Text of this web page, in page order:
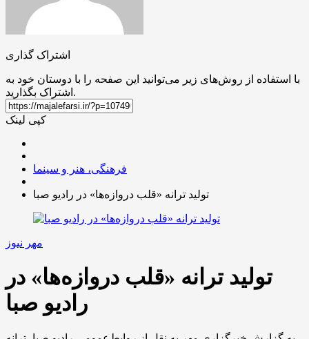
اشتراک گذاری
با استفاده از روش‌های زیر می‌توانید این صفحه را با دوستان خود به
اشتراک بگذارید.
کپی لینک
فرهنگی، هنر و سینما
تولید ترانه «قلب دروازه‌ها» در رادیو صبا
مهر نیوز
تولید ترانه «قلب دروازه‌ها» در
رادیو صبا